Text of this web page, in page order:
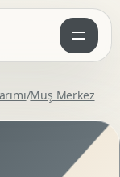
/Muş Merkez